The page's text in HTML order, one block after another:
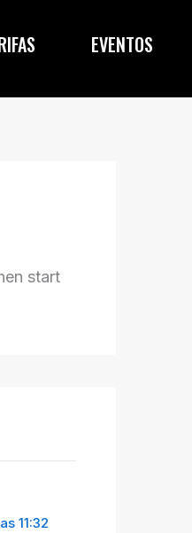
EVENTOS
start
11:32